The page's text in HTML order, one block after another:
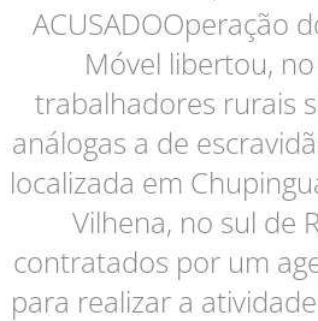
ACUSADOOperação
Móvel libertou,
trabalhadores rurais
análogas a de
localizada em
Vilhena, no sul de
contratados por um
para realizar a